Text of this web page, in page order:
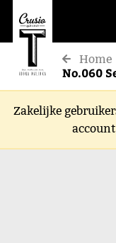
Home
No.060
Zakelijke